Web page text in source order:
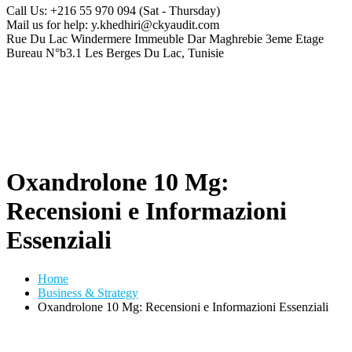
Call Us: +216 55 970 094 (Sat - Thursday)
Mail us for help: y.khedhiri@ckyaudit.com
Rue Du Lac Windermere Immeuble Dar Maghrebie 3eme Etage
Bureau N°b3.1 Les Berges Du Lac, Tunisie
Oxandrolone 10 Mg:
Recensioni e Informazioni
Essenziali
Home
Business & Strategy
Oxandrolone 10 Mg: Recensioni e Informazioni Essenziali